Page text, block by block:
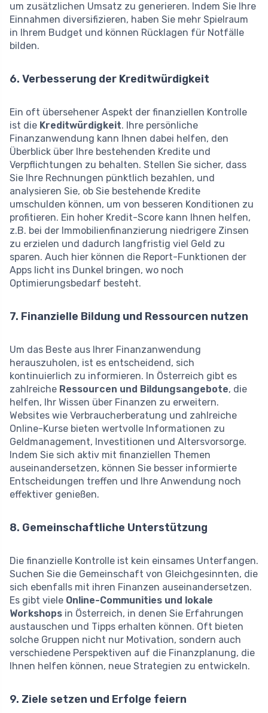
um zusätzlichen Umsatz zu generieren. Indem Sie Ihre
Einnahmen diversifizieren, haben Sie mehr Spielraum
in Ihrem Budget und können Rücklagen für Notfälle
bilden.
6. Verbesserung der Kreditwürdigkeit
Ein oft übersehener Aspekt der finanziellen Kontrolle
ist die Kreditwürdigkeit. Ihre persönliche
Finanzanwendung kann Ihnen dabei helfen, den
Überblick über Ihre bestehenden Kredite und
Verpflichtungen zu behalten. Stellen Sie sicher, dass
Sie Ihre Rechnungen pünktlich bezahlen, und
analysieren Sie, ob Sie bestehende Kredite
umschulden können, um von besseren Konditionen zu
profitieren. Ein hoher Kredit-Score kann Ihnen helfen,
z.B. bei der Immobilienfinanzierung niedrigere Zinsen
zu erzielen und dadurch langfristig viel Geld zu
sparen. Auch hier können die Report-Funktionen der
Apps licht ins Dunkel bringen, wo noch
Optimierungsbedarf besteht.
7. Finanzielle Bildung und Ressourcen nutzen
Um das Beste aus Ihrer Finanzanwendung
herauszuholen, ist es entscheidend, sich
kontinuierlich zu informieren. In Österreich gibt es
zahlreiche Ressourcen und Bildungsangebote, die
helfen, Ihr Wissen über Finanzen zu erweitern.
Websites wie Verbraucherberatung und zahlreiche
Online-Kurse bieten wertvolle Informationen zu
Geldmanagement, Investitionen und Altersvorsorge.
Indem Sie sich aktiv mit finanziellen Themen
auseinandersetzen, können Sie besser informierte
Entscheidungen treffen und Ihre Anwendung noch
effektiver genießen.
8. Gemeinschaftliche Unterstützung
Die finanzielle Kontrolle ist kein einsames Unterfangen.
Suchen Sie die Gemeinschaft von Gleichgesinnten, die
sich ebenfalls mit ihren Finanzen auseinandersetzen.
Es gibt viele Online-Communities und lokale
Workshops in Österreich, in denen Sie Erfahrungen
austauschen und Tipps erhalten können. Oft bieten
solche Gruppen nicht nur Motivation, sondern auch
verschiedene Perspektiven auf die Finanzplanung, die
Ihnen helfen können, neue Strategien zu entwickeln.
9. Ziele setzen und Erfolge feiern